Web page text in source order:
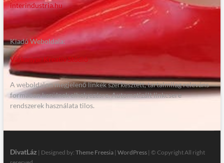
interindustria.hu
Kiadó Weboldala:
Várkanyar Kreatív Stúdió
A weboldalon megjelenő linkek szerkesztett, tartalmilag releváns
formában kerülnek elhelyezésre. Automatizált linkcsere
rendszerek használata tilos.
DivatLáz | Designed by: Theme Freesia| WordPress| © Copyright All right